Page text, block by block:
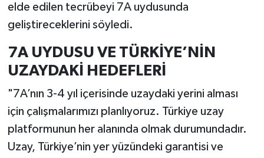
elde edilen tecrübeyi 7A uydusunda
geliştireceklerini söyledi.
7A UYDUSU VE TÜRKİYE’NİN
UZAYDAKİ HEDEFLERİ
"7A’nın 3-4 yıl içerisinde uzaydaki yerini alması
için çalışmalarımızı planlıyoruz. Türkiye uzay
platformunun her alanında olmak durumundadır.
Uzay, Türkiye’nin yer yüzündeki garantisi ve